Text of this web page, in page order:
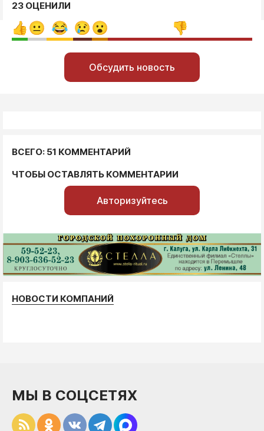
23 ОЦЕНИЛИ
Обсудить новость
ВСЕГО: 51 КОММЕНТАРИЙ
ЧТОБЫ ОСТАВЛЯТЬ КОММЕНТАРИИ
Авторизуйтесь
НОВОСТИ КОМПАНИЙ
МЫ В СОЦСЕТЯХ